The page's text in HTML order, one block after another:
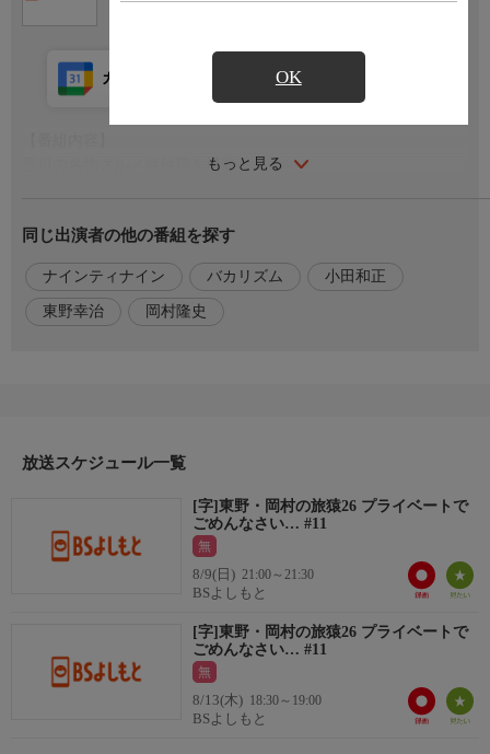
OK
もっと見る
カレンダー登録 アプリ視聴
香川の名物グルメ骨付鶏を堪能。
▼原付バイクで東野が行きたかった野外音楽堂へ
▼スタッフが仕込んでいたアーティストとは？
▼東野、不満のわけとは？
▼夕食は香川名物の骨付鶏＆鯛めし
【お知らせ】
◆BSよしもとX
https://www.youtube.com/@bsyoshimoto/videos
同じ出演者の他の番組を探す
ナインティナイン バカリズム 小田和正
東野幸治 岡村隆史
放送スケジュール一覧
[字]東野・岡村の旅猿26 プライベートで
ごめんなさい… #11
無
8/9(日) 21:00～21:30
BSよしもと
[字]東野・岡村の旅猿26 プライベートで
ごめんなさい… #11
無
8/13(木) 18:30～19:00
BSよしもと